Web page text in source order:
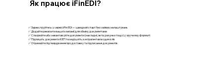
✅ Зареєструйтесь у сервісі iFin EDI — швидкий старт без зайвих налаштувань
✅ Додайте реквізити вашої компанії для обміну документами
✅ Створюйте або завантажуйте документи (накладні, акти, рахунки тощо) у зручному форматі
✅ Підпишіть документи КЕП та надішліть контрагентам в один клік
✅ Отримайте підтвердження про доставку та підписання документів
Як працює iFinEDI?